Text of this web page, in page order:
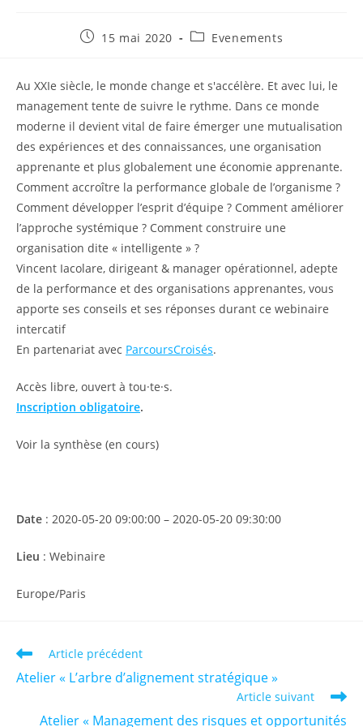
Publication
15 mai 2020
PostEvenements
Au XXIe siècle, le monde change et s'accélère. Et avec lui, le
management tente de suivre le rythme. Dans ce monde
moderne il devient vital de faire émerger une mutualisation
des expériences et des connaissances, une organisation
apprenante et plus globalement une économie apprenante.
Comment accroître la performance globale de l’organisme ?
Comment développer l’esprit d’équipe ? Comment améliorer
l’approche systémique ? Comment construire une
organisation dite « intelligente » ?
Vincent Iacolare, dirigeant & manager opérationnel, adepte
de la performance et des organisations apprenantes, vous
apporte ses conseils et ses réponses durant ce webinaire
intercatif
En partenariat avec ParcoursCroisés.
Accès libre, ouvert à tou·te·s.
Inscription obligatoire.
Voir la synthèse (en cours)
Date : 2020-05-20 09:00:00 – 2020-05-20 09:30:00
Lieu : Webinaire
Europe/Paris
Read
more
articles
Article précédent
Atelier « L’arbre d’alignement stratégique »
Article suivant
Atelier « Management des risques et opportunités